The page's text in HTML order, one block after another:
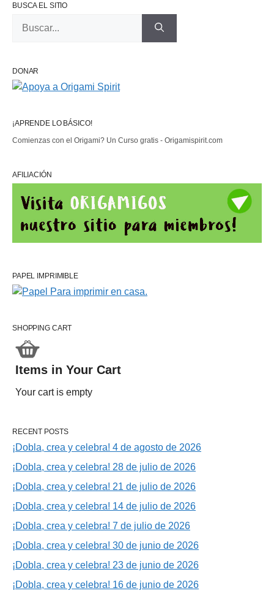
BUSCA EL SITIO
DONAR
¡APRENDE LO BÁSICO!
Comienzas con el Origami? Un Curso gratis - Origamispirit.com
AFILIACIÓN
PAPEL IMPRIMIBLE
SHOPPING CART
Items in Your Cart
Your cart is empty
RECENT POSTS
¡Dobla, crea y celebra! 4 de agosto de 2026
¡Dobla, crea y celebra! 28 de julio de 2026
¡Dobla, crea y celebra! 21 de julio de 2026
¡Dobla, crea y celebra! 14 de julio de 2026
¡Dobla, crea y celebra! 7 de julio de 2026
¡Dobla, crea y celebra! 30 de junio de 2026
¡Dobla, crea y celebra! 23 de junio de 2026
¡Dobla, crea y celebra! 16 de junio de 2026